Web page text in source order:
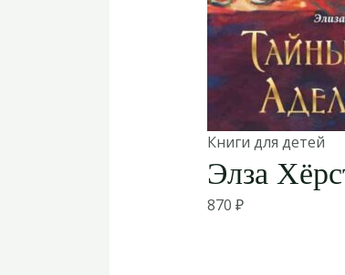
Книги для детей
Элза
870 ₽